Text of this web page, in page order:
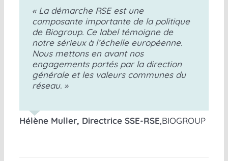
« La démarche RSE est une
composante importante de la politique
de Biogroup. Ce label témoigne de
notre sérieux à l’échelle européenne.
Nous mettons en avant nos
engagements portés par la direction
générale et les valeurs communes du
réseau. »
Hélène Muller, Directrice SSE-RSE,BIOGROUP